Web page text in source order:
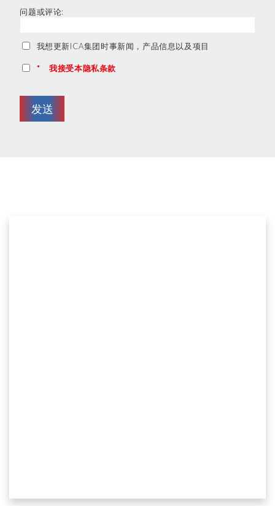
问题或评论:
我想更新ICA集团时事新闻，产品信息以及项目
* 我接受本隐私条款
发送